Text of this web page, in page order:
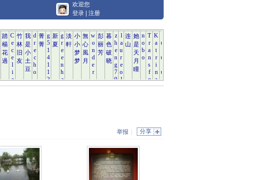
欢迎您
登录
注册
分享
举报